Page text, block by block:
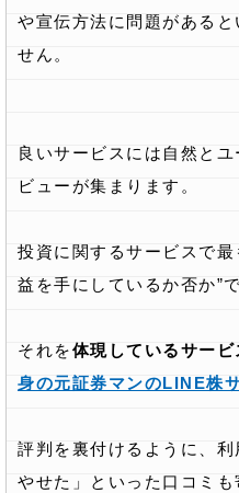
や宣伝方法に問題がある
せん。
良いサービスには自然と
ビューが集まります。
投資に関するサービスで最
益を手にしているか否か”で
それを体現しているサービ
身の元証券マンのLINE株
評判を裏付けるように、
やせた」といった口コミも